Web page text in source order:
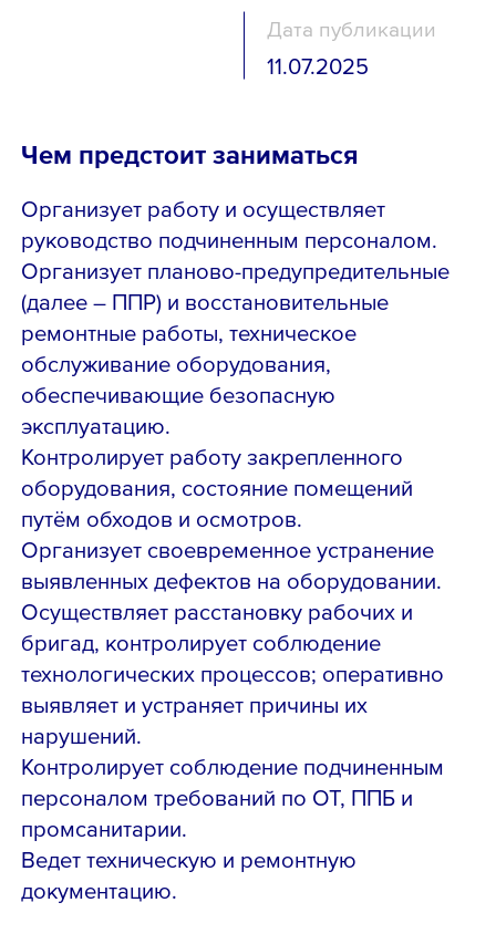
Дата публикации
11.07.2025
Чем предстоит заниматься
Организует работу и осуществляет
руководство подчиненным персоналом.
Организует планово-предупредительные
(далее – ППР) и восстановительные
ремонтные работы, техническое
обслуживание оборудования,
обеспечивающие безопасную
эксплуатацию.
Контролирует работу закрепленного
оборудования, состояние помещений
путём обходов и осмотров.
Организует своевременное устранение
выявленных дефектов на оборудовании.
Осуществляет расстановку рабочих и
бригад, контролирует соблюдение
технологических процессов; оперативно
выявляет и устраняет причины их
нарушений.
Контролирует соблюдение подчиненным
персоналом требований по ОТ, ППБ и
промсанитарии.
Ведет техническую и ремонтную
документацию.